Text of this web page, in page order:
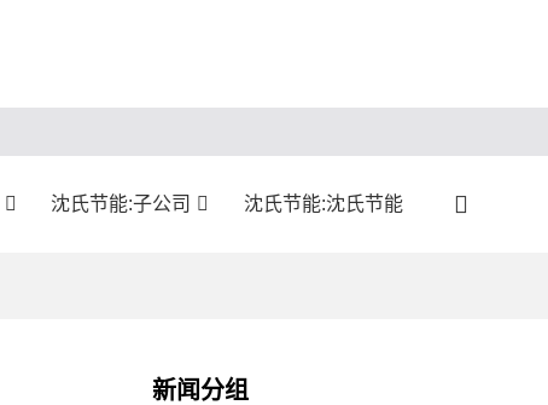
沈氏节能:子公司 沈氏节能:沈氏节能
新闻分组